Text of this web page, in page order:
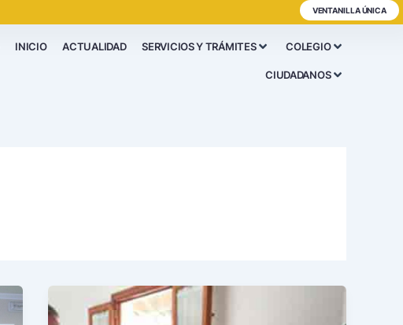
VENTANILLA ÚNICA
INICIO ACTUALIDAD SERVICIOS Y TRÁMITES COLEGIO
CIUDADANOS